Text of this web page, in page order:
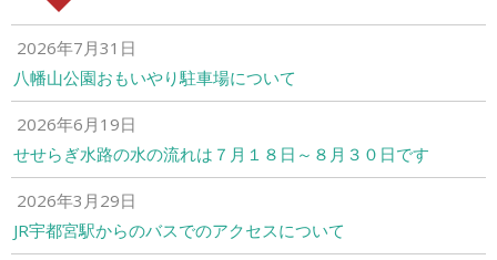
2026年7月31日
八幡山公園おもいやり駐車場について
2026年6月19日
せせらぎ水路の水の流れは７月１８日～８月３０日です
2026年3月29日
JR宇都宮駅からのバスでのアクセスについて